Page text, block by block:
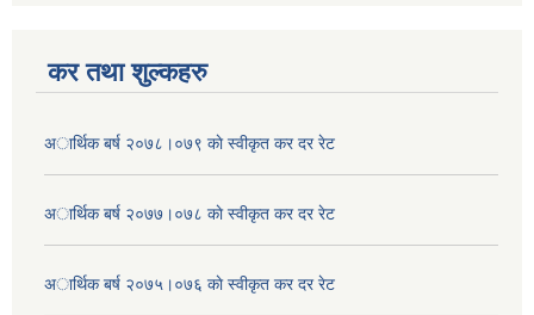
कर तथा शुल्कहरु
अार्थिक बर्ष २०७८।०७९ काे स्वीकृत कर दर रेट
अार्थिक बर्ष २०७७।०७८ काे स्वीकृत कर दर रेट
अार्थिक बर्ष २०७५।०७६ काे स्वीकृत कर दर रेट